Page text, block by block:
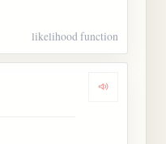
likelihood function
Dengarkan